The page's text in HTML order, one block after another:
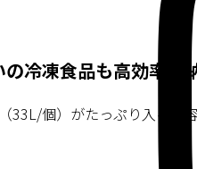
冷凍食品も高効率収
（33L/個）がたっぷり入る大